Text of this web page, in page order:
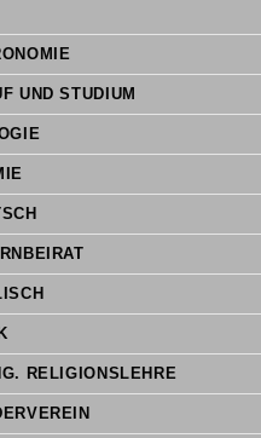
UND STUDIUM
RELIGIONSLEHRE